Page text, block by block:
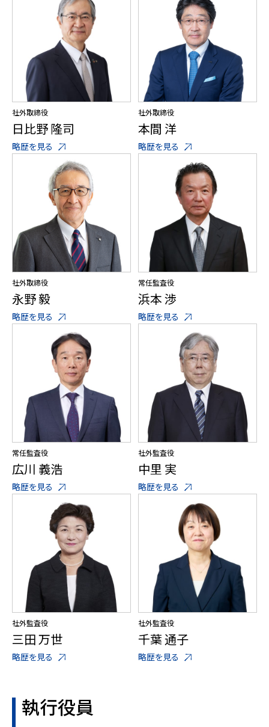
社外取締役
日比野 隆司
略歴を見る
社外取締役
本間 洋
略歴を見る
社外取締役
永野 毅
略歴を見る
常任監査役
浜本 渉
略歴を見る
常任監査役
広川 義浩
略歴を見る
社外監査役
中里 実
略歴を見る
社外監査役
三田 万世
略歴を見る
社外監査役
千葉 通子
略歴を見る
執行役員